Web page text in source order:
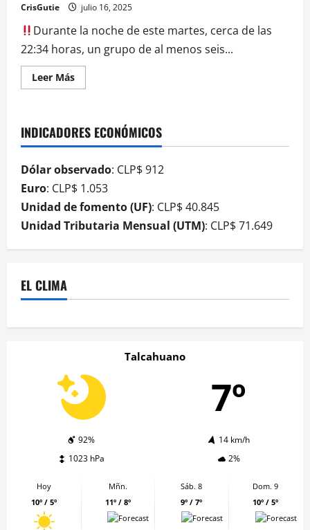
CrisGutie julio 16, 2025
Durante la noche de este martes, cerca de las
22:34 horas, un grupo de al menos seis...
Leer Más
INDICADORES ECONÓMICOS
Dólar observado: CLP$ 912
Euro: CLP$ 1.053
Unidad de fomento (UF): CLP$ 40.845
Unidad Tributaria Mensual (UTM): CLP$ 71.649
EL CLIMA
Talcahuano
7º
92%
14 km/h
1023 hPa
2%
Hoy
10º / 5º
Mñn.
11º / 8º
Sáb. 8
9º / 7º
Dom. 9
10º / 5º